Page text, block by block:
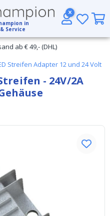
in
Service
ab € 49,- (DHL)
Tag verschickt
Streifen Adapter 12 und 24 Volt
- 24V/2A